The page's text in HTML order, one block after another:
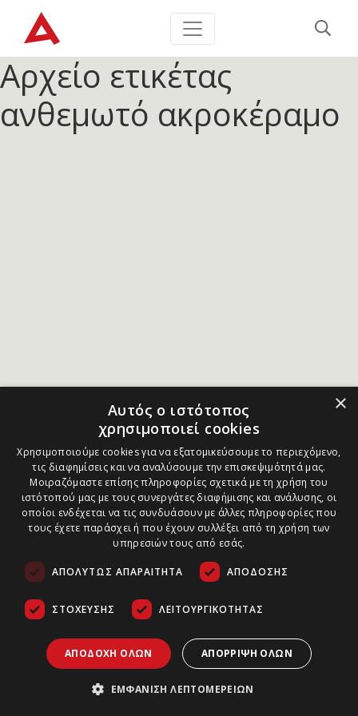
Αρχείο ετικέτας
ανθεμωτό ακροκέραμο
×
Αυτός ο ιστότοπος
χρησιμοποιεί cookies
Χρησιμοποιούμε cookies για να εξατομικεύσουμε το περιεχόμενο,
τις διαφημίσεις και να αναλύσουμε την επισκεψιμότητά μας.
Μοιραζόμαστε επίσης πληροφορίες σχετικά με τη χρήση του
ιστότοπού μας με τους συνεργάτες διαφήμισης και ανάλυσης, οι
οποίοι ενδέχεται να τις συνδυάσουν με άλλες πληροφορίες που
τους έχετε παράσχει ή που έχουν συλλέξει από τη χρήση των
υπηρεσιών τους από εσάς.
ΑΠΟΛΎΤΩΣ ΑΠΑΡΑΊΤΗΤΑ ΑΠΌΔΟΣΗΣ
ΣΤΌΧΕΥΣΗΣ ΛΕΙΤΟΥΡΓΙΚΌΤΗΤΑΣ
ΑΠΟΔΟΧΉ ΌΛΩΝ ΑΠΌΡΡΙΨΗ ΌΛΩΝ
ΕΜΦΆΝΙΣΗ ΛΕΠΤΟΜΕΡΕΙΏΝ